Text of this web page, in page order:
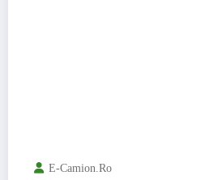
E-Camion.ro